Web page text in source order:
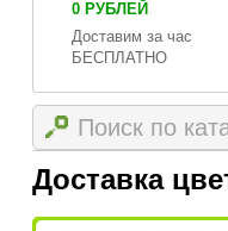
0 РУБЛЕЙ
Доставим за час
БЕСПЛАТНО
Доставка